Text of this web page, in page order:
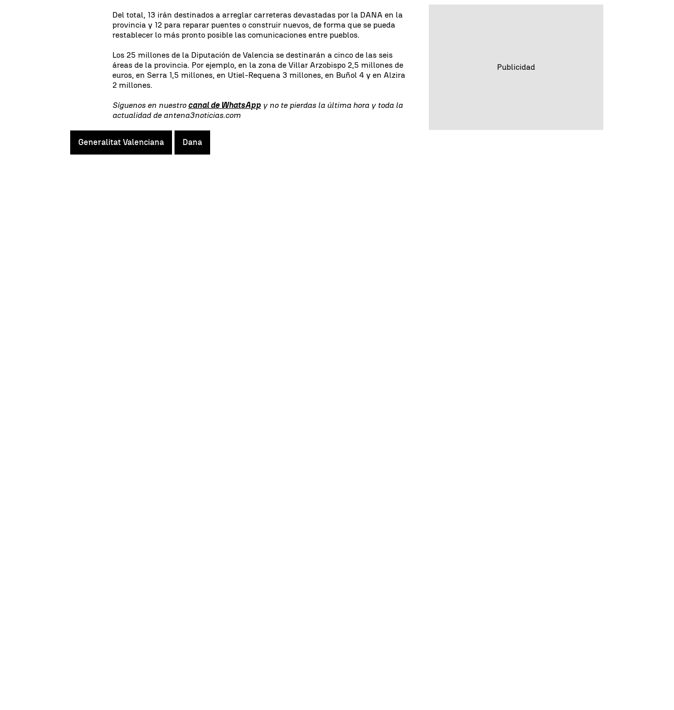
Del total, 13 irán destinados a arreglar carreteras devastadas por la DANA en la
provincia y 12 para reparar puentes o construir nuevos, de forma que se pueda
restablecer lo más pronto posible las comunicaciones entre pueblos.
Los 25 millones de la Diputación de Valencia se destinarán a cinco de las seis
áreas de la provincia. Por ejemplo, en la zona de Villar Arzobispo 2,5 millones de
euros, en Serra 1,5 millones, en Utiel-Requena 3 millones, en Buñol 4 y en Alzira
2 millones.
Síguenos en nuestro canal de WhatsApp y no te pierdas la última hora y toda la
actualidad de antena3noticias.com
Generalitat Valenciana Dana